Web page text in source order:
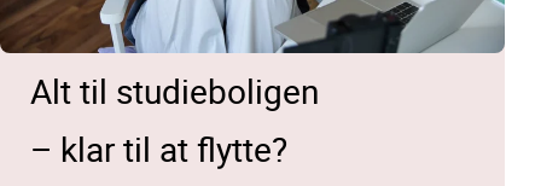
Alt til studieboligen
– klar til at flytte?